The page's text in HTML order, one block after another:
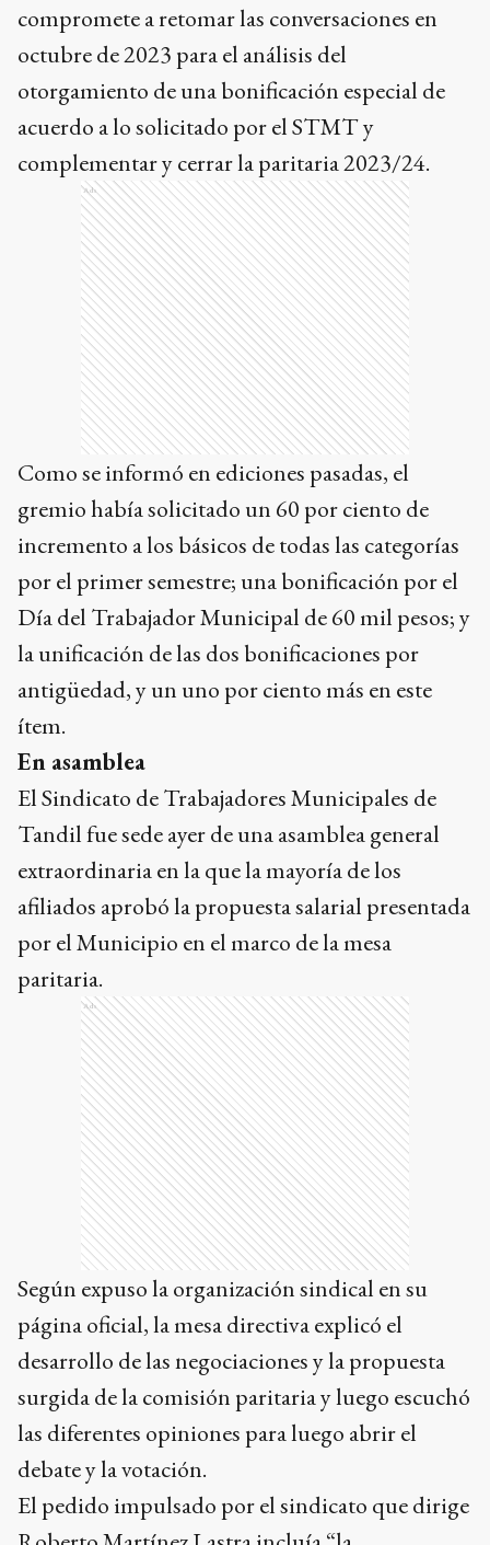
compromete a retomar las conversaciones en
octubre de 2023 para el análisis del
otorgamiento de una bonificación especial de
acuerdo a lo solicitado por el STMT y
complementar y cerrar la paritaria 2023/24.
Ads
Como se informó en ediciones pasadas, el
gremio había solicitado un 60 por ciento de
incremento a los básicos de todas las categorías
por el primer semestre; una bonificación por el
Día del Trabajador Municipal de 60 mil pesos; y
la unificación de las dos bonificaciones por
antigüedad, y un uno por ciento más en este
ítem.
En asamblea
El Sindicato de Trabajadores Municipales de
Tandil fue sede ayer de una asamblea general
extraordinaria en la que la mayoría de los
afiliados aprobó la propuesta salarial presentada
por el Municipio en el marco de la mesa
paritaria.
Ads
Según expuso la organización sindical en su
página oficial, la mesa directiva explicó el
desarrollo de las negociaciones y la propuesta
surgida de la comisión paritaria y luego escuchó
las diferentes opiniones para luego abrir el
debate y la votación.
El pedido impulsado por el sindicato que dirige